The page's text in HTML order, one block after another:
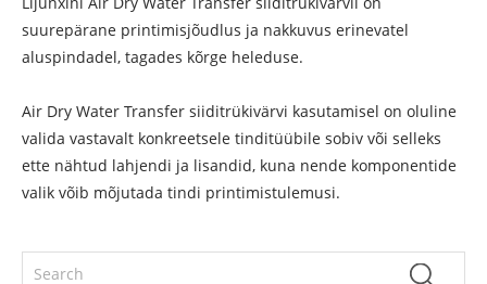
suurepärane printimisjõudlus ja nakkuvus erinevatel
aluspindadel, tagades kõrge heleduse.
Air Dry Water Transfer siiditrükivärvi kasutamisel on oluline
valida vastavalt konkreetsele tinditüübile sobiv või selleks
ette nähtud lahjendi ja lisandid, kuna nende komponentide
valik võib mõjutada tindi printimistulemusi.